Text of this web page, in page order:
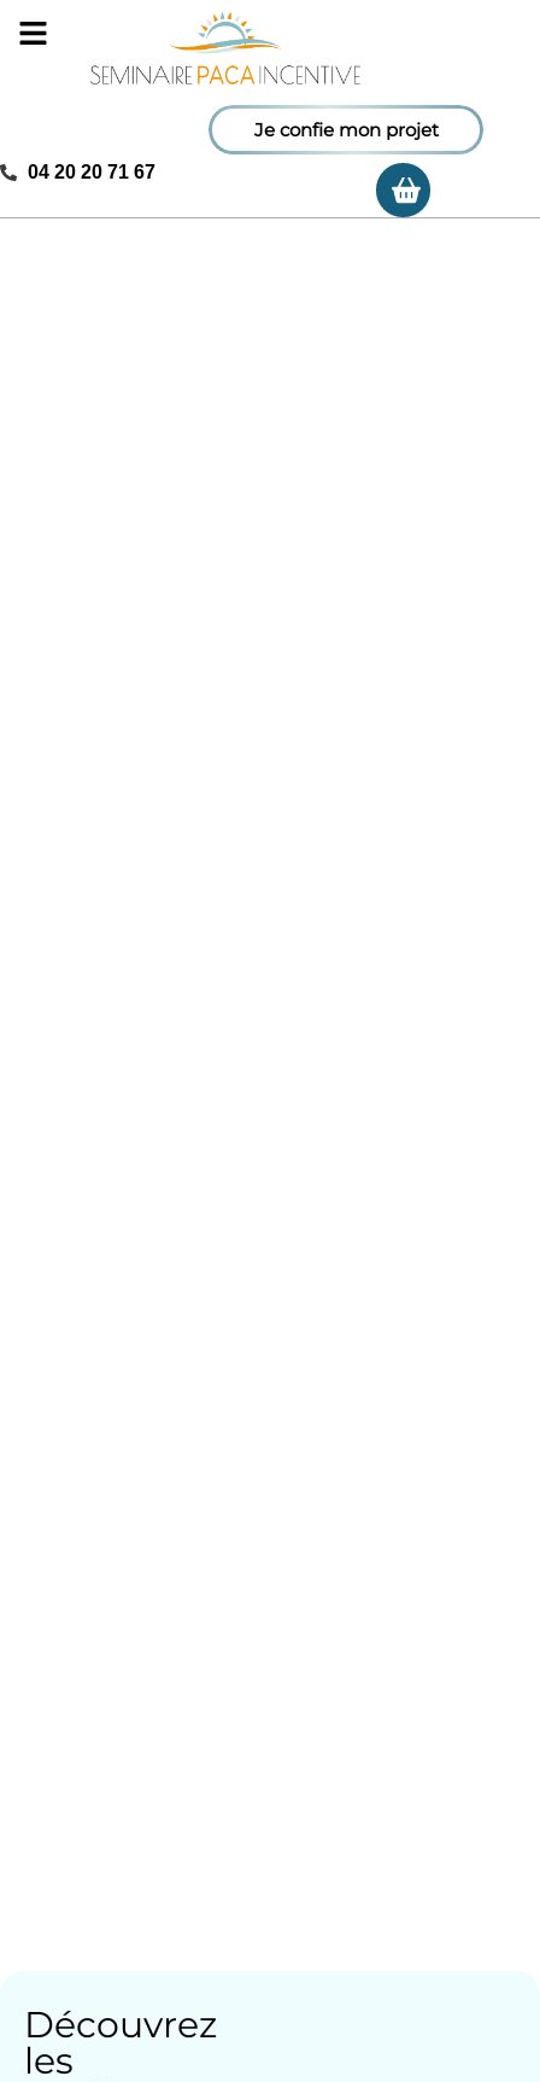
Je confie mon projet
04 20 20 71 67
Découvrez
les